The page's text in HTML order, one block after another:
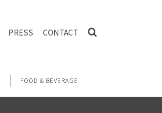
PRESS CONTACT
FOOD & BEVERAGE